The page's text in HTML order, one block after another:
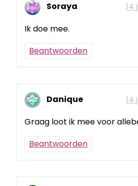
Soraya
14
Ik doe mee.
Beantwoorden
Danique
14
Graag loot ik mee voor
Beantwoorden